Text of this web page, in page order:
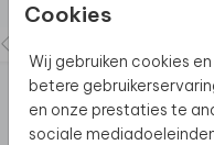
Cookies
Wij gebruiken cookies
betere
en onze prestaties te
sociale